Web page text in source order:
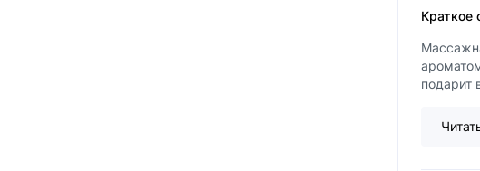
Краткое
подарит